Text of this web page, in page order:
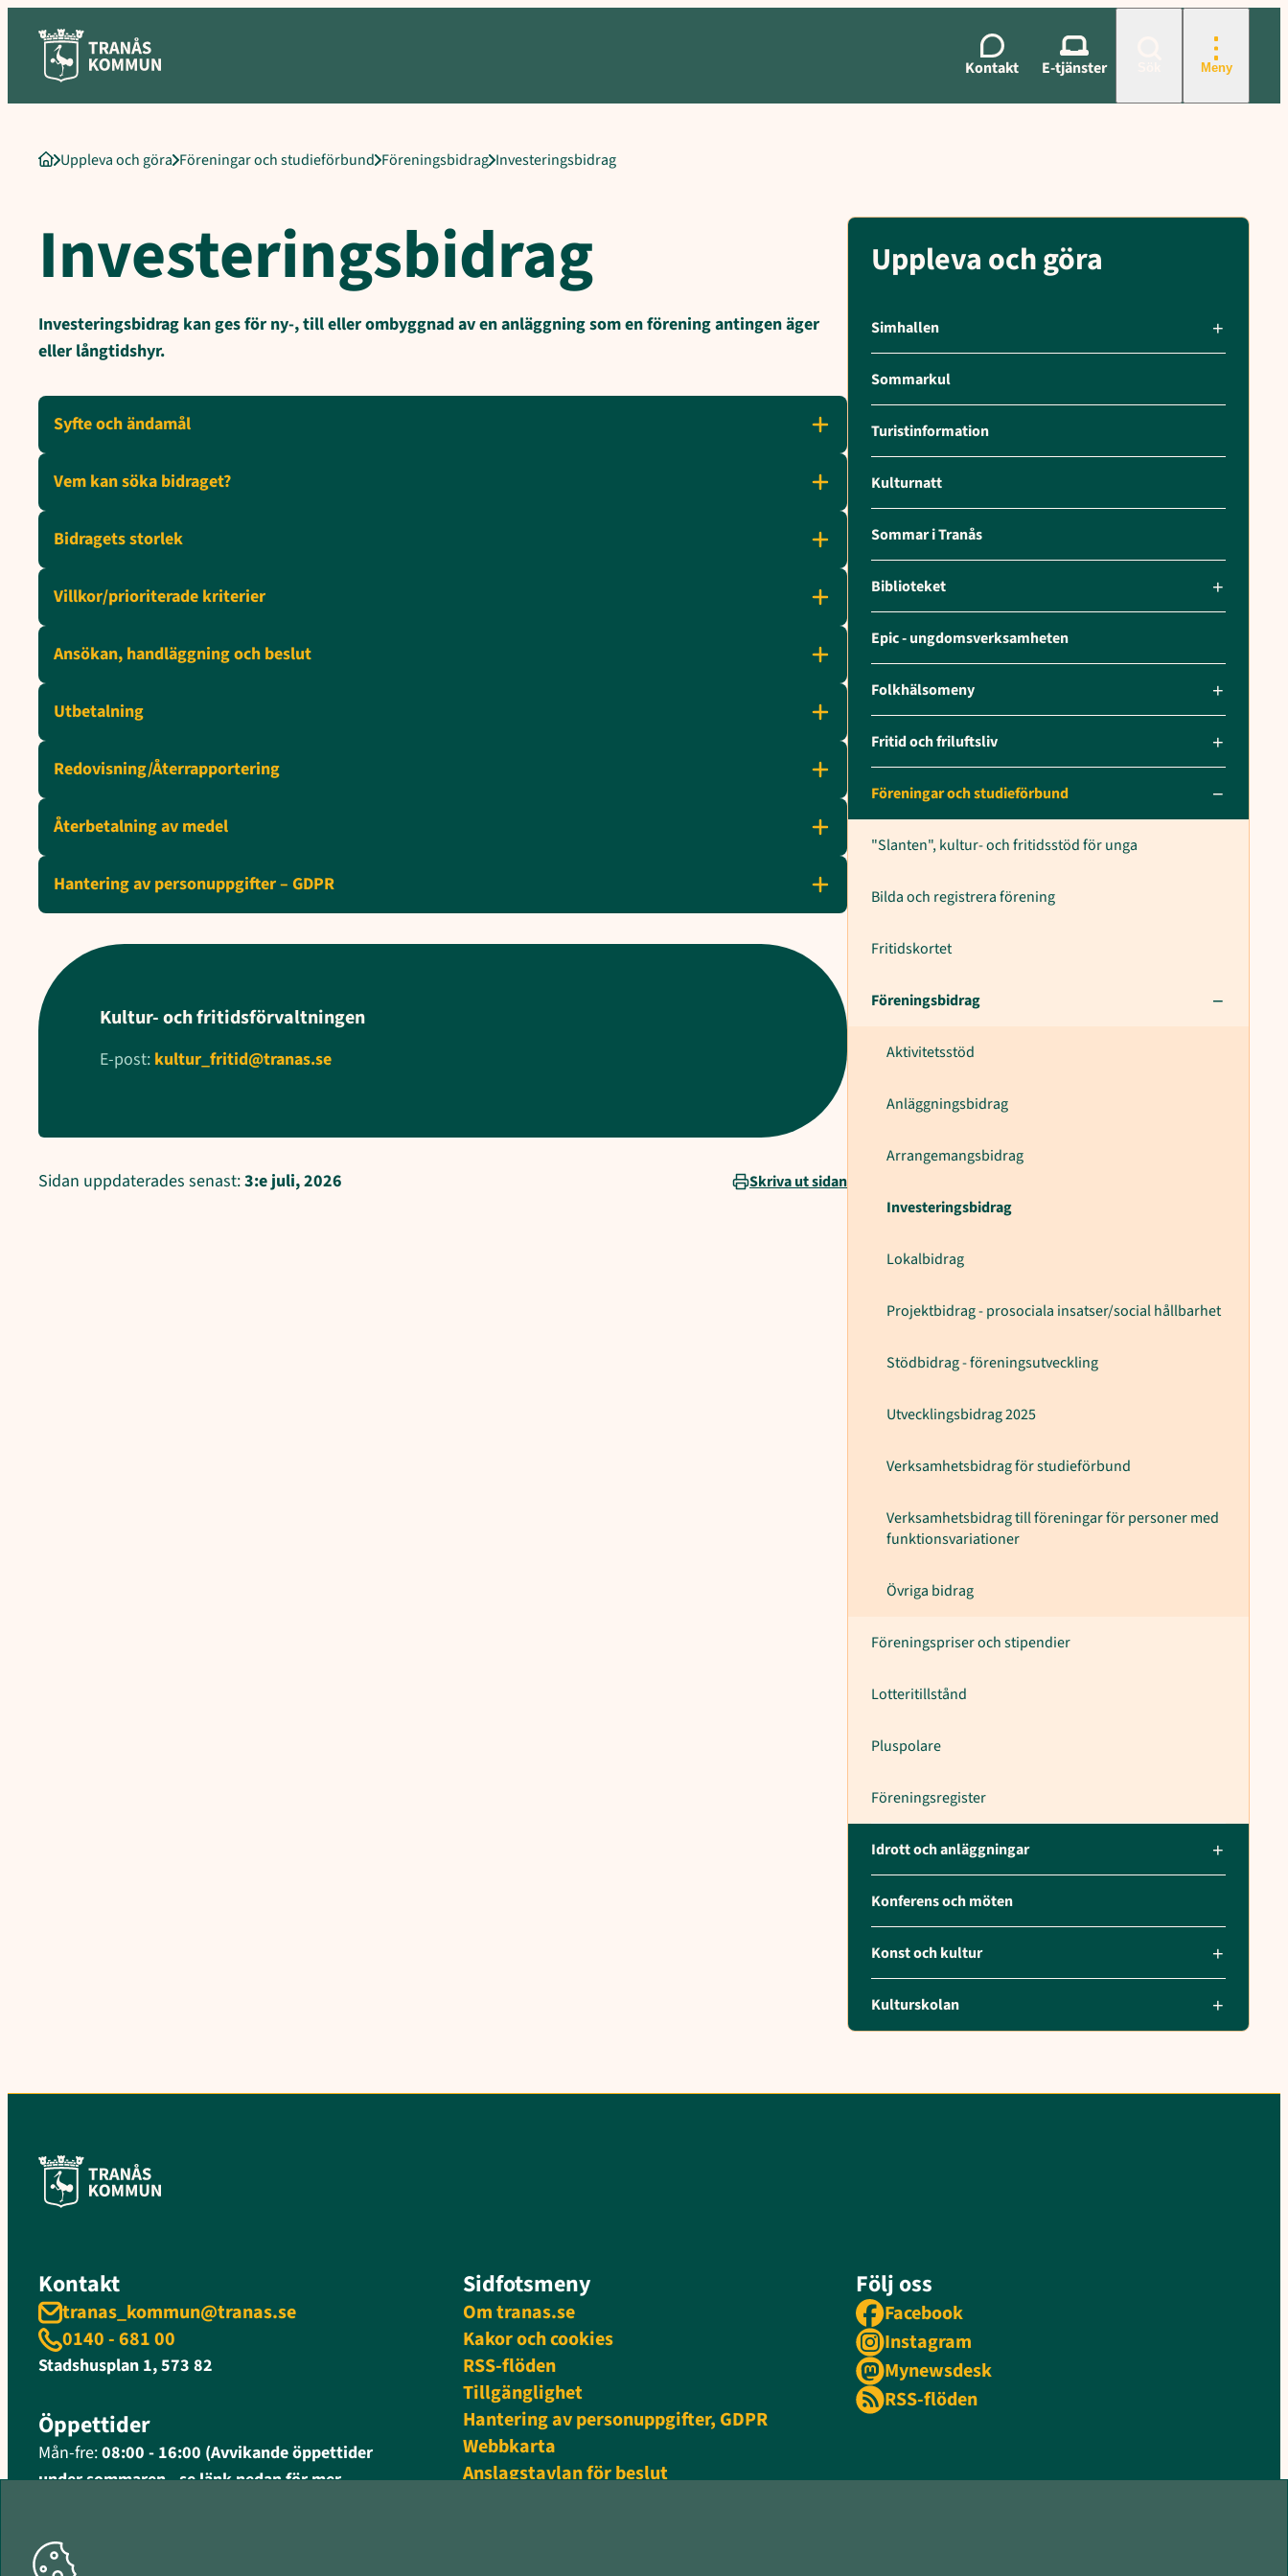
innehåll
Kontakt E-tjänster Meny
Startsida
Uppleva och göra Föreningar och studieförbund Föreningsbidrag Investeringsbidrag
Investeringsbidrag
Investeringsbidrag kan ges för ny-, till eller ombyggnad av en anläggning som en förening antingen äger
eller långtidshyr.
Syfte och ändamål
Vem kan söka bidraget?
Bidragets storlek
Villkor/prioriterade kriterier
Ansökan, handläggning och beslut
Utbetalning
Redovisning/Återrapportering
Återbetalning av medel
Hantering av personuppgifter – GDPR
Kultur- och fritidsförvaltningen
E-post: kultur_fritid@tranas.se
Sidan uppdaterades senast:3:e juli, 2026 Skriva ut sidan
Uppleva och göra
Simhallen
Sommarkul
Turistinformation
Kulturnatt
Sommar i Tranås
Biblioteket
Epic - ungdomsverksamheten
Folkhälsomeny
Fritid och friluftsliv
Föreningar och studieförbund
"Slanten", kultur- och fritidsstöd för unga
Bilda och registrera förening
Fritidskortet
Föreningsbidrag
Aktivitetsstöd
Anläggningsbidrag
Arrangemangsbidrag
Investeringsbidrag
Lokalbidrag
Projektbidrag - prosociala insatser/social hållbarhet
Stödbidrag - föreningsutveckling
Utvecklingsbidrag 2025
Verksamhetsbidrag för studieförbund
Verksamhetsbidrag till föreningar för personer med
funktionsvariationer
Övriga bidrag
Föreningspriser och stipendier
Lotteritillstånd
Pluspolare
Föreningsregister
Idrott och anläggningar
Konferens och möten
Konst och kultur
Kulturskolan
Kontakt
tranas_kommun@tranas.se
0140 - 681 00
Stadshusplan 1, 573 82
Öppettider
Mån-fre:08:00 - 16:00 (Avvikande öppettider
under sommaren - se länk nedan för mer
Sidfotsmeny
Om tranas.se
Kakor och cookies
RSS-flöden
Tillgänglighet
Hantering av personuppgifter, GDPR
Webbkarta
Anslagstavlan för beslut
Följ oss
Facebook
Instagram
Mynewsdesk
RSS-flöden